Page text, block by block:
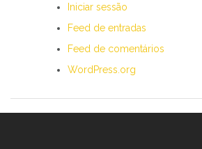
Iniciar sessão
Feed de entradas
Feed de comentários
WordPress.org